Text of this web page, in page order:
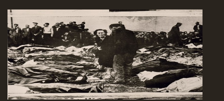
© 2026 eStránky.cz | RSS